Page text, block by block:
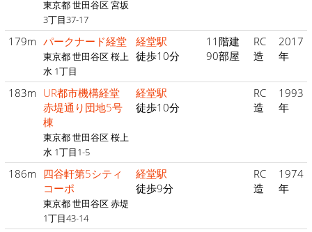
東京都 世田谷区 宮坂
3丁目37-17
179m パークナード経堂
東京都 世田谷区 桜上
水 1丁目
経堂駅
徒歩10分
11階建
90部屋
RC
造
2017
年
183m UR都市機構経堂
赤堤通り団地5号
棟
東京都 世田谷区 桜上
水 1丁目1-5
経堂駅
徒歩10分
RC
造
1993
年
186m 四谷軒第5シティ
コーポ
東京都 世田谷区 赤堤
1丁目43-14
経堂駅
徒歩9分
RC
造
1974
年